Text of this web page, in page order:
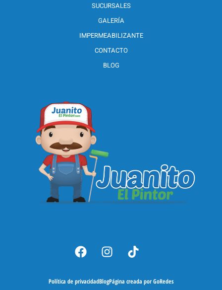
SUCURSALES
GALERÍA
IMPERMEABILIZANTE
CONTACTO
BLOG
Política de privacidadBlogPágina creada por GoRedes